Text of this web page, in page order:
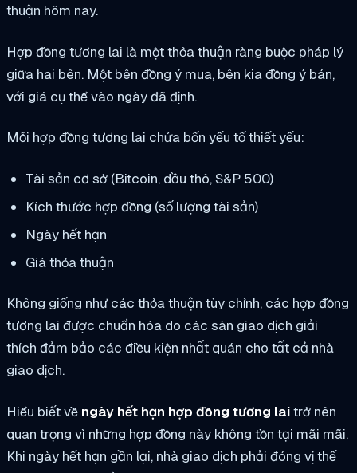
thuận hôm nay.
Hợp đồng tương lai là một thỏa thuận ràng buộc pháp lý
giữa hai bên. Một bên đồng ý mua, bên kia đồng ý bán,
với giá cụ thể vào ngày đã định.
Mỗi hợp đồng tương lai chứa bốn yếu tố thiết yếu:
Tài sản cơ sở (Bitcoin, dầu thô, S&P 500)
Kích thước hợp đồng (số lượng tài sản)
Ngày hết hạn
Giá thỏa thuận
Không giống như các thỏa thuận tùy chỉnh, các hợp đồng
tương lai được chuẩn hóa do các sàn giao dịch giải
thích đảm bảo các điều kiện nhất quán cho tất cả nhà
giao dịch.
Hiểu biết về ngày hết hạn hợp đồng tương laitrở nên
quan trọng vì những hợp đồng này không tồn tại mãi mãi.
Khi ngày hết hạn gần lại, nhà giao dịch phải đóng vị thế